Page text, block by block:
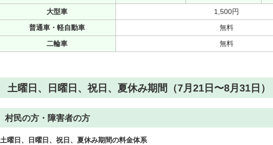
大型車
1,500円
普通車・軽自動車
無料
二輪車
無料
土曜日、日曜日、祝日、夏休み期間（7月21日〜8月31日）
村民の方・障害者の方
土曜日、日曜日、祝日、夏休み期間の料金体系